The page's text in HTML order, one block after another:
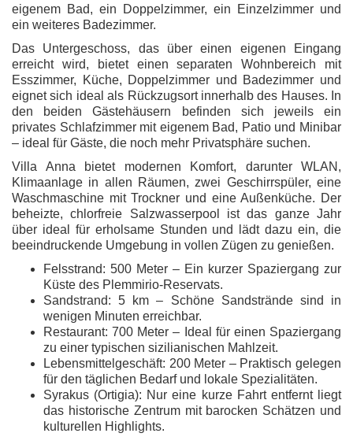
eigenem Bad, ein Doppelzimmer, ein Einzelzimmer und
ein weiteres Badezimmer.
Das Untergeschoss, das über einen eigenen Eingang
erreicht wird, bietet einen separaten Wohnbereich mit
Esszimmer, Küche, Doppelzimmer und Badezimmer und
eignet sich ideal als Rückzugsort innerhalb des Hauses. In
den beiden Gästehäusern befinden sich jeweils ein
privates Schlafzimmer mit eigenem Bad, Patio und Minibar
– ideal für Gäste, die noch mehr Privatsphäre suchen.
Villa Anna bietet modernen Komfort, darunter WLAN,
Klimaanlage in allen Räumen, zwei Geschirrspüler, eine
Waschmaschine mit Trockner und eine Außenküche. Der
beheizte, chlorfreie Salzwasserpool ist das ganze Jahr
über ideal für erholsame Stunden und lädt dazu ein, die
beeindruckende Umgebung in vollen Zügen zu genießen.
Felsstrand: 500 Meter – Ein kurzer Spaziergang zur
Küste des Plemmirio-Reservats.
Sandstrand: 5 km – Schöne Sandstrände sind in
wenigen Minuten erreichbar.
Restaurant: 700 Meter – Ideal für einen Spaziergang
zu einer typischen sizilianischen Mahlzeit.
Lebensmittelgeschäft: 200 Meter – Praktisch gelegen
für den täglichen Bedarf und lokale Spezialitäten.
Syrakus (Ortigia): Nur eine kurze Fahrt entfernt liegt
das historische Zentrum mit barocken Schätzen und
kulturellen Highlights.